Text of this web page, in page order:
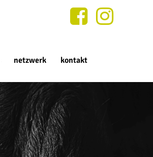
netzwerk kontakt